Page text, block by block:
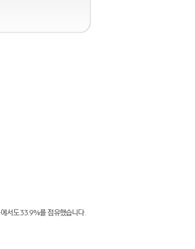
서도 33.9%를 점유했습니다.